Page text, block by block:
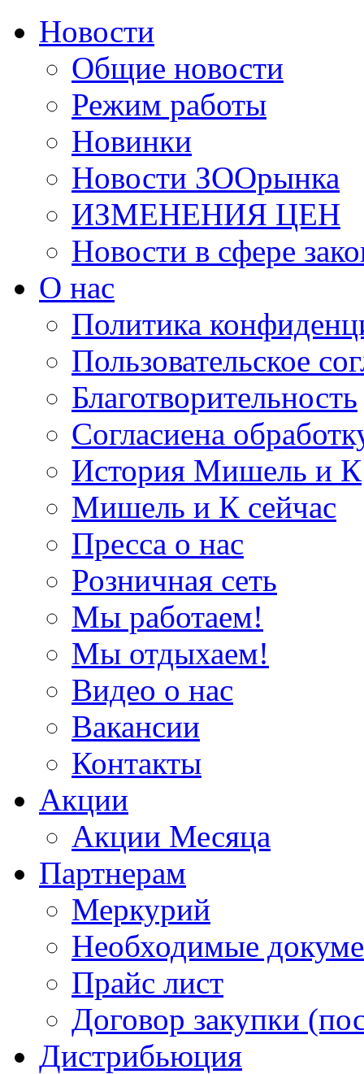
Новости
Общие новости
Режим работы
Новинки
Новости ЗООрынка
ИЗМЕНЕНИЯ ЦЕН
Новости в сфере
О нас
Политика
Пользовательское
Благотворительность
Согласиена
История Мишель и К
Мишель и К сейчас
Пресса о нас
Розничная сеть
Мы работаем!
Мы отдыхаем!
Видео о нас
Вакансии
Контакты
Акции
Акции Месяца
Партнерам
Меркурий
Необходимые
Прайс лист
Договор закупки
Дистрибьюция